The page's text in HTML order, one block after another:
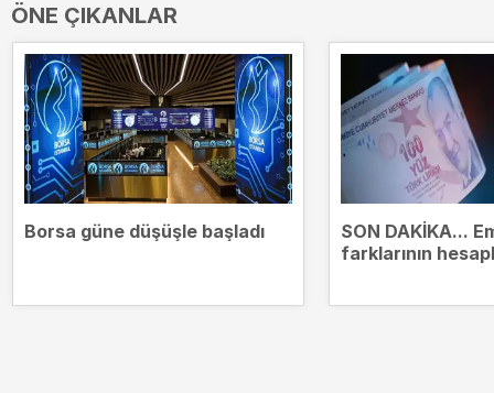
ÖNE ÇIKANLAR
Borsa güne düşüşle başladı
SON DAKİKA...
farklarının